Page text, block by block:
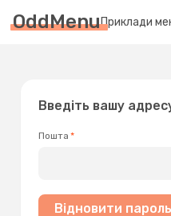
OddMenuПриклади
Введіть вашу
Пошта
Відновити пароль